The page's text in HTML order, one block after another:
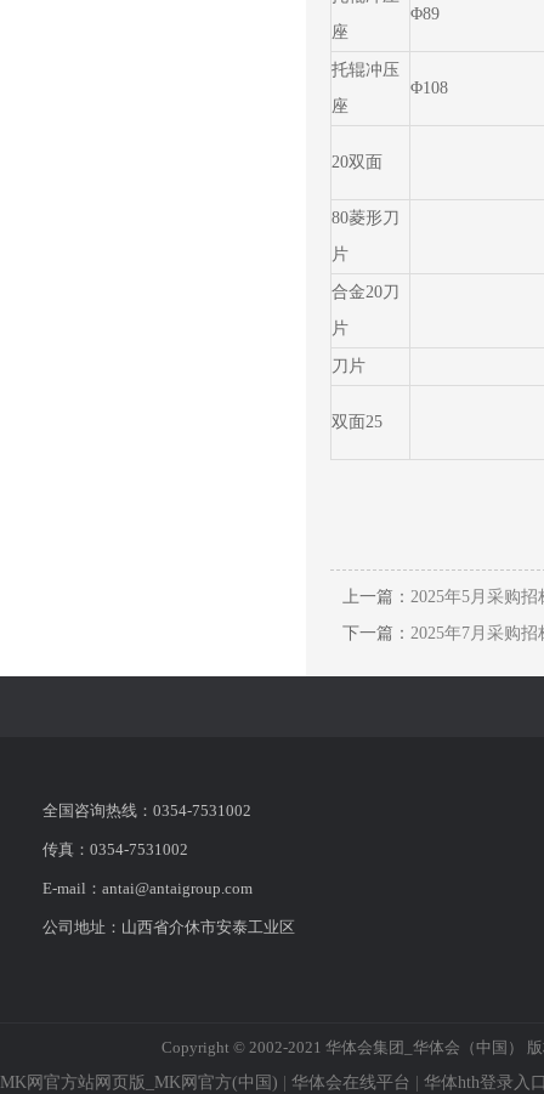
座
Φ89
托辊冲压
座
Φ108
20双面
80菱形刀
片
合金20刀
片
刀片
双面25
上一篇： 2025年5月采购招
下一篇： 2025年7月采购招
全国咨询热线：0354-7531002
传真：0354-7531002
E-mail：antai@antaigroup.com
公司地址：山西省介休市安泰工业区
Copyright © 2002-2021 华体会集团_华体会（中国） 版
MK网官方站网页版_MK网官方(中国)
华体会在线平台
华体hth登录入